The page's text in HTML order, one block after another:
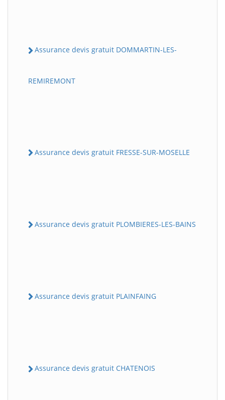
Assurance devis gratuit DOMMARTIN-LES-
REMIREMONT
Assurance devis gratuit FRESSE-SUR-MOSELLE
Assurance devis gratuit PLOMBIERES-LES-BAINS
Assurance devis gratuit PLAINFAING
Assurance devis gratuit CHATENOIS